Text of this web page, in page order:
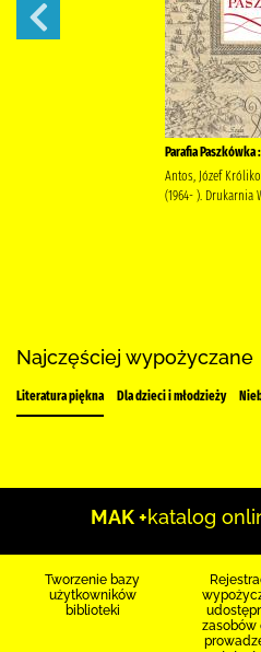
Parafia Paszkówka :
Antos, Józef
(1964- ). Drukarnia
Najczęściej wypożyczane
Literatura piękna Dla dzieci i młodzieży
MAK +katalog
Tworzenie bazy
użytkowników
biblioteki
zasobów